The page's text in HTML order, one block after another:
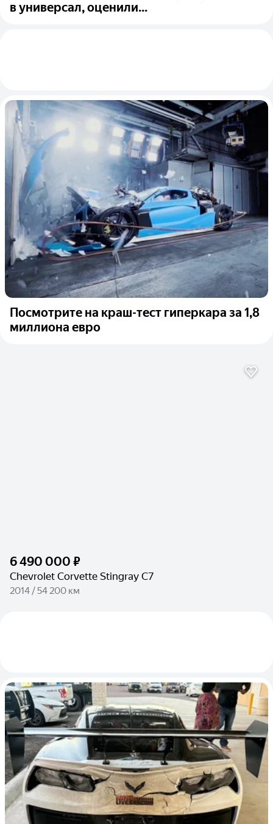
в универсал, оценили...
Посмотрите на краш-тест гиперкара за 1,8
миллиона евро
6 490 000 ₽
Chevrolet Corvette Stingray C7
2014 / 54 200 км